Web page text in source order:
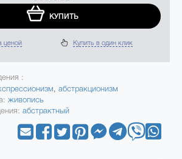
КУПИТЬ
ценой Купить в один клик
:
,абстракционизм
живопись
абстрактный